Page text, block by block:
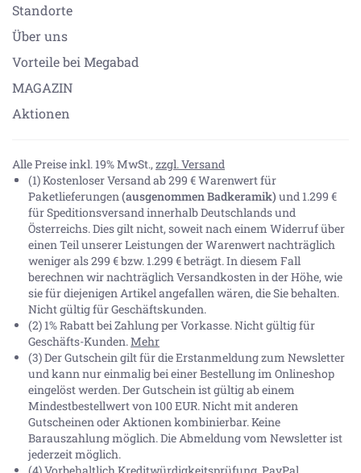
Standorte
Über uns
Vorteile bei Megabad
MAGAZIN
Aktionen
Alle Preise inkl. 19% MwSt., zzgl. Versand
(1) Kostenloser Versand ab 299 € Warenwert für
Paketlieferungen(ausgenommen Badkeramik) und 1.299 €
für Speditionsversand innerhalb Deutschlands und
Österreichs. Dies gilt nicht, soweit nach einem Widerruf über
einen Teil unserer Leistungen der Warenwert nachträglich
weniger als 299 € bzw. 1.299 € beträgt. In diesem Fall
berechnen wir nachträglich Versandkosten in der Höhe, wie
sie für diejenigen Artikel angefallen wären, die Sie behalten.
Nicht gültig für Geschäftskunden.
(2) 1% Rabatt bei Zahlung per Vorkasse. Nicht gültig für
Geschäfts-Kunden.Mehr
(3) Der Gutschein gilt für die Erstanmeldung zum Newsletter
und kann nur einmalig bei einer Bestellung im Onlineshop
eingelöst werden. Der Gutschein ist gültig ab einem
Mindestbestellwert von 100 EUR. Nicht mit anderen
Gutscheinen oder Aktionen kombinierbar. Keine
Barauszahlung möglich. Die Abmeldung vom Newsletter ist
jederzeit möglich.